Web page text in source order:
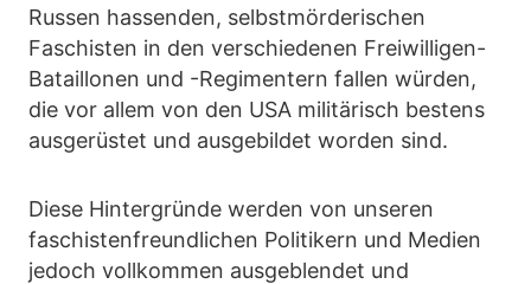
Russen hassenden, selbstmörderischen
Faschisten in den verschiedenen Freiwilligen-
Bataillonen und -Regimentern fallen würden,
die vor allem von den USA militärisch bestens
ausgerüstet und ausgebildet worden sind.
Diese Hintergründe werden von unseren
faschistenfreundlichen Politikern und Medien
jedoch vollkommen ausgeblendet und